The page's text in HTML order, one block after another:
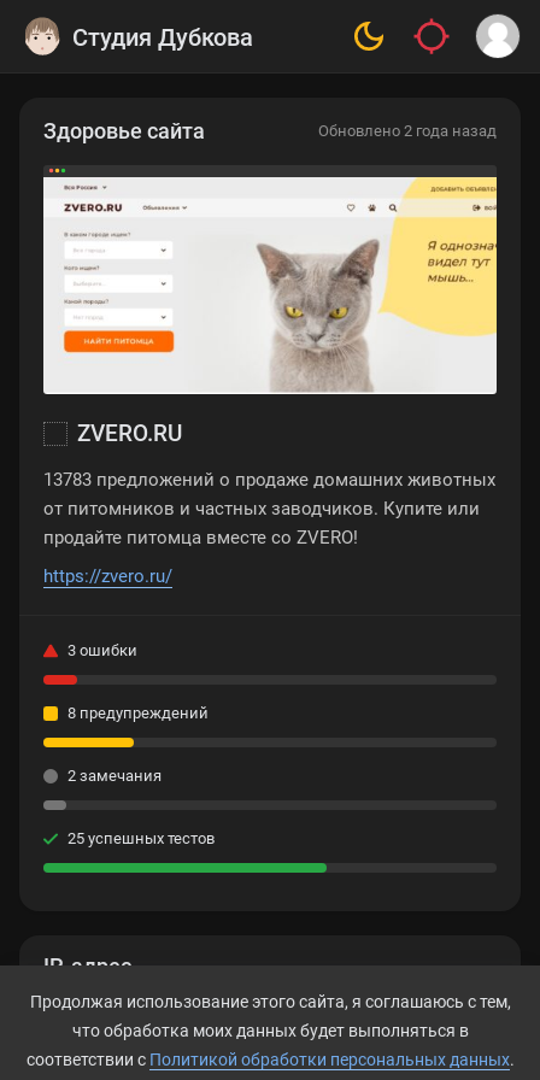
Студия Дубкова
IP-адрес
62.109.15.178
Здоровье сайта Обновлено 2 года назад
ZVERO.RU
13783 предложений о продаже домашних животных
от питомников и частных заводчиков. Купите или
продайте питомца вместе со ZVERO!
https://zvero.ru/
3 ошибки
8 предупреждений
2 замечания
25 успешных тестов
Продолжая использование этого сайта, я соглашаюсь с тем,
что обработка моих данных будет выполняться в
соответствии с Политикой обработки персональных данных.